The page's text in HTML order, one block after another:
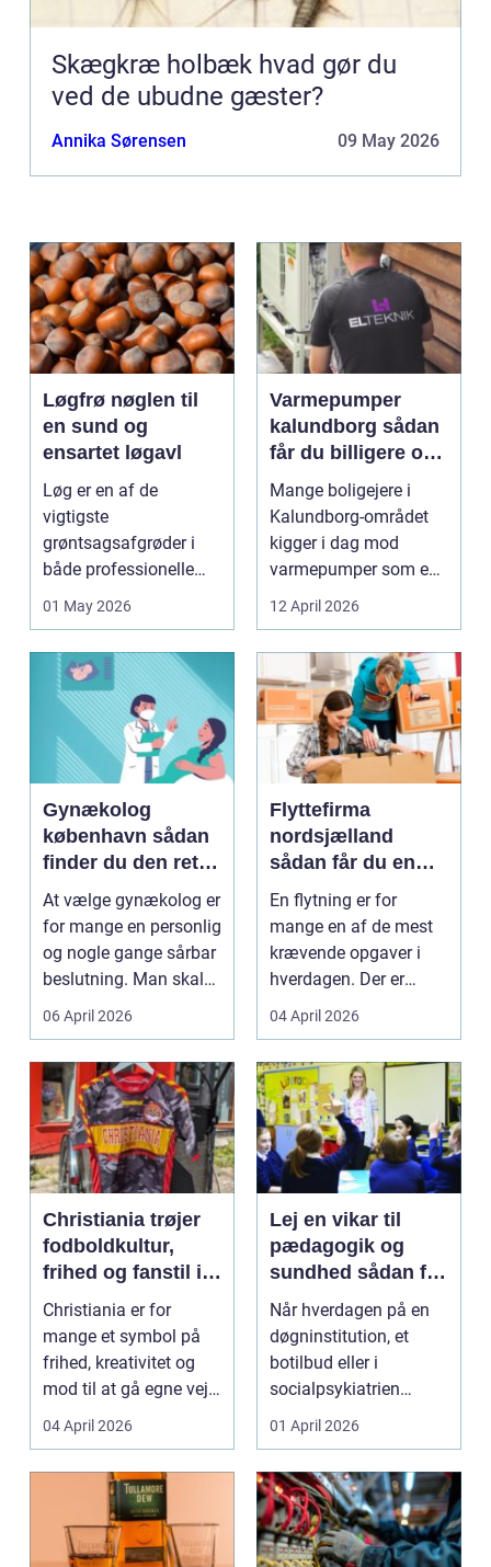
Skægkræ holbæk hvad gør du
ved de ubudne gæster?
Annika Sørensen 09 May 2026
Løgfrø nøglen til
en sund og
ensartet løgavl
Løg er en af de
vigtigste
grøntsagsafgrøder i
både professionelle
køkkenhaver og større
landbrugspro...
01 May 2026
Varmepumper
kalundborg sådan
får du billigere og
mere bæredygtig
varme
Mange boligejere i
Kalundborg-området
kigger i dag mod
varmepumper som en
vej til lavere
varmeregnin...
12 April 2026
Gynækolog
københavn sådan
finder du den rette
specialist
At vælge gynækolog er
for mange en personlig
og nogle gange sårbar
beslutning. Man skal
både føle si...
06 April 2026
Flyttefirma
nordsjælland
sådan får du en
tryg og effektiv
flytning
En flytning er for
mange en af de mest
krævende opgaver i
hverdagen. Der er
meget at holde styr på,
04 April 2026
Christiania trøjer
fodboldkultur,
frihed og fanstil i
ét
Christiania er for
mange et symbol på
frihed, kreativitet og
mod til at gå egne veje.
Den samme ånd ...
04 April 2026
Lej en vikar til
pædagogik og
sundhed sådan får
du den rette hjælp
Når hverdagen på en
døgninstitution, et
botilbud eller i
socialpsykiatrien
pludselig ændrer sig,
kan...
01 April 2026